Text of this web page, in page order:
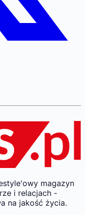
magazyn
i relacjach -
na jakość życia.